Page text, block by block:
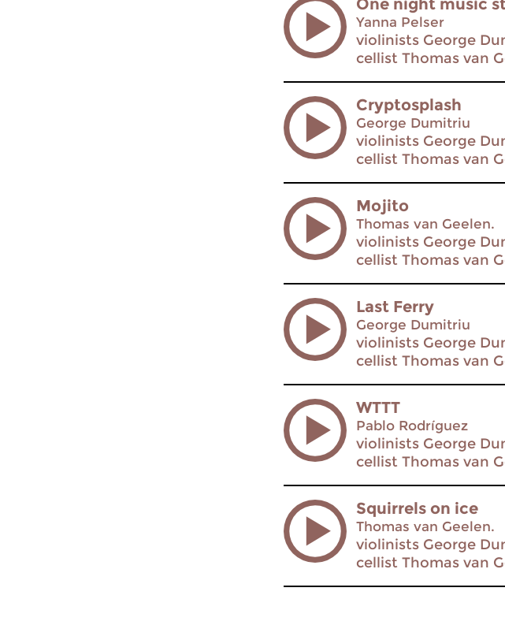
One night music
Yanna Pelser
violinists George
cellist Thomas van
Cryptosplash
George Dumitriu
violinists George
cellist Thomas van
Mojito
Thomas van Geelen.
violinists George
cellist Thomas van
Last Ferry
George Dumitriu
violinists George
cellist Thomas van
WTTT
Pablo Rodríguez
violinists George
cellist Thomas van
Squirrels on ice
Thomas van Geelen.
violinists George
cellist Thomas van